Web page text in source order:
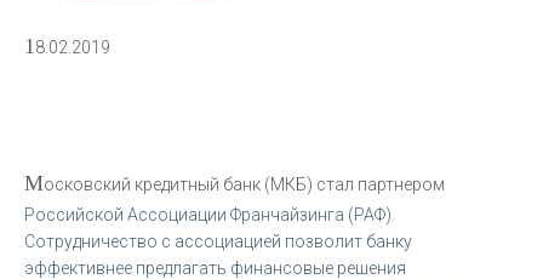
1 8.02.2019
Московский кредитный банк (МКБ) стал партнером
Российской Ассоциации Франчайзинга (РАФ).
Сотрудничество с ассоциацией позволит банку
эффективнее предлагать финансовые решения